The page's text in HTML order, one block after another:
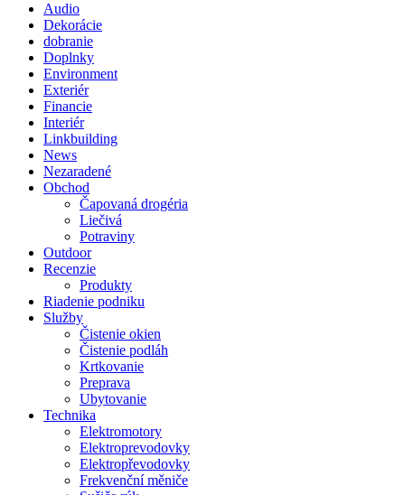
Audio
Dekorácie
dobranie
Doplnky
Environment
Exteriér
Financie
Interiér
Linkbuilding
News
Nezaradené
Obchod
Čapovaná drogéria
Liečivá
Potraviny
Outdoor
Recenzie
Produkty
Riadenie podniku
Služby
Čistenie okien
Čistenie podláh
Krtkovanie
Preprava
Ubytovanie
Technika
Elektromotory
Elektroprevodovky
Elektropřevodovky
Frekvenční měniče